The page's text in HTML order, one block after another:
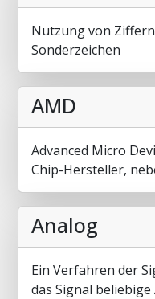
Nutzung von
Sonderzeichen
AMD
Advanced Micro
Chip-Hersteller,
Analog
Ein Verfahren der
das Signal